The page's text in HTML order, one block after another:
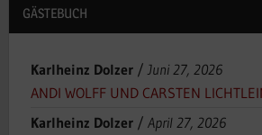
GÄSTEBUCH
Karlheinz Dolzer/ Juni 27, 2026
ANDI WOLFF UND CARSTEN
Karlheinz Dolzer/ April 27, 2026